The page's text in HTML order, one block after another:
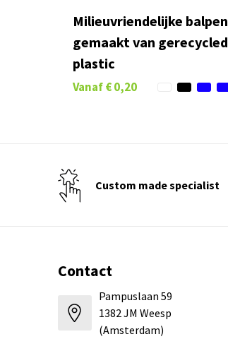
Milieuvriendelijke balpen
gemaakt van gerecycled
plastic
Vanaf € 0,20
Custom made specialist
Contact
Pampuslaan 59
1382 JM Weesp
(Amsterdam)